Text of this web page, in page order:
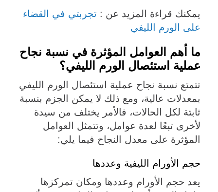
يمكنك قراءة المزيد عن : تجربتي في القضاء
على الورم الليفي
ما أهم العوامل المؤثرة في نسبة نجاح
عملية استئصال الورم الليفي؟
تتمتع نسبة نجاح عملية استئصال الورم الليفي
بمعدلات عالية، ومع ذلك لا يمكن الجزم بنسبة
ثابتة لكل الحالات، فالأمر يختلف من سيدة
لأخرى تبعًا لعدة عوامل، وتتمثل العوامل
المؤثرة على معدل النجاح فيما يلي:
حجم الأورام الليفية وعددها
يعد حجم الأورام وعددها ومكان تمركزها